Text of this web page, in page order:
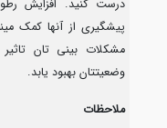
درست کنید. افزایش
پیشگیری از آنها کمک
مشکلات بینی تان
وضعیتتان بهبود یابد.
ملاحظات